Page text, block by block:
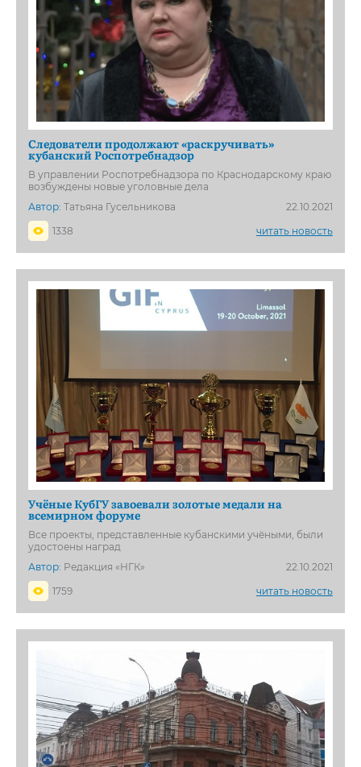
Следователи продолжают «раскручивать»
кубанский Роспотребнадзор
В управлении Роспотребнадзора по Краснодарскому краю
возбуждены новые уголовные дела
Автор: Татьяна Гусельникова
22.10.2021
1338
читать новость
Учёные КубГУ завоевали золотые медали на
всемирном форуме
Все проекты, представленные кубанскими учёными, были
удостоены наград
Автор: Редакция «НГК»
22.10.2021
1759
читать новость